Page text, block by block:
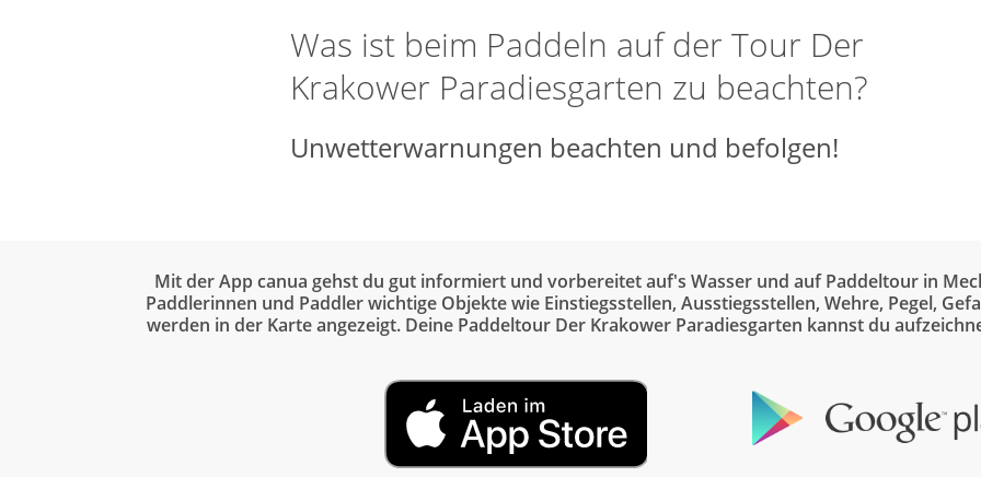
Was ist beim Paddeln auf der Tour Der
Krakower Paradiesgarten zu beachten?
Unwetterwarnungen beachten und befolgen!
Mit der App canua gehst du gut informiert und vorbereitet auf's Wasser und auf Paddeltour in
Paddlerinnen und Paddler wichtige Objekte wie Einstiegsstellen, Ausstiegsstellen, Wehre, Pegel,
werden in der Karte angezeigt. Deine Paddeltour Der Krakower Paradiesgarten kannst du